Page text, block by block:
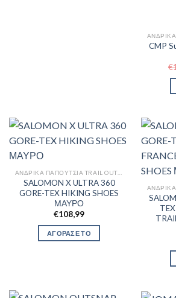
CMP
€
ΑΝΔΡΙΚΆ ΠΑΠΟΎΤΣΙΑ TRAIL OUTDOR
SALOMON X ULTRA 360
GORE-TEX HIKING SHOES
ΜΑΥΡΟ
€108,99
ΑΓΟΡΑΣΕ ΤΟ